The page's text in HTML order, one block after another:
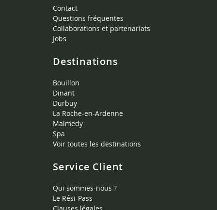
Contact
Questions fréquentes
Collaborations et partenariats
Jobs
Destinations
Bouillon
Dinant
Durbuy
La Roche-en-Ardenne
Malmedy
Spa
Voir toutes les destinations
Service Client
Qui sommes-nous ?
Le Rési-Pass